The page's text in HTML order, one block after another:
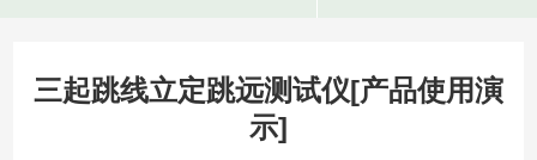
三起跳线立定跳远测试仪[产品使用演
示]